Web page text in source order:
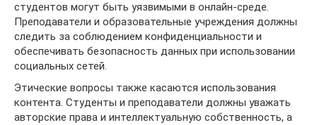
студентов могут быть уязвимыми в онлайн-среде.
Преподаватели и образовательные учреждения должны
следить за соблюдением конфиденциальности и
обеспечивать безопасность данных при использовании
социальных сетей.
Этические вопросы также касаются использования
контента. Студенты и преподаватели должны уважать
авторские права и интеллектуальную собственность, а